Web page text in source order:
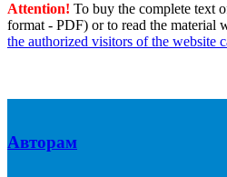
Attention! To buy the complete text
format - PDF) or to read the material
the authorized visitors of the website
Авторам